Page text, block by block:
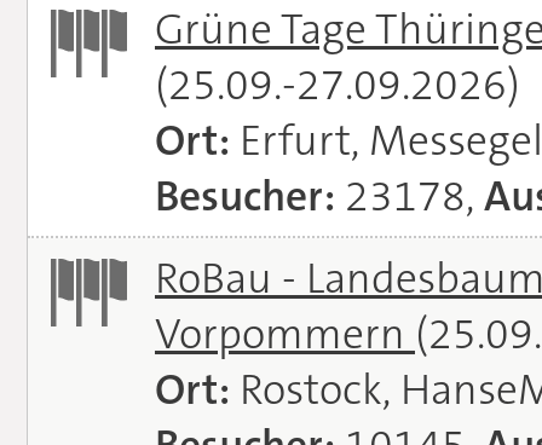
Grüne Tage
(25.09.-27.09.2026)
Ort: Erfurt,
Besucher: 23178,
RoBau -
Vorpommern
Ort: Rostock,